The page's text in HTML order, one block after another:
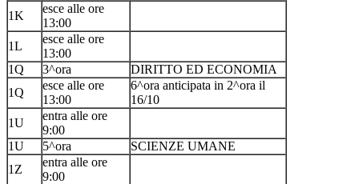
1K
esce alle ore
13:00
1L
esce alle ore
13:00
1Q
3^ora
DIRITTO ED ECONOMIA
1Q
esce alle ore
13:00
6^ora anticipata in 2^ora il
16/10
1U
entra alle ore
9:00
1U
5^ora
SCIENZE UMANE
1Z
entra alle ore
9:00